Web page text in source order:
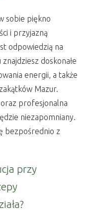
sobie piękno
i przyjazną
odpowiedzią na
doskonałe
energii, a także
Mazur.
profesjonalna
niezapomniany.
bezpośrednio z
przy